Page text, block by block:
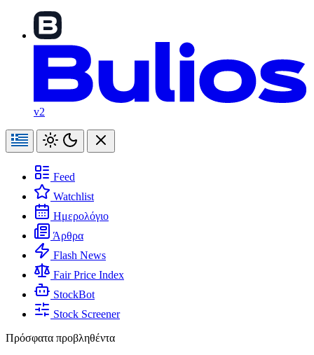
v2
Feed
Watchlist
Ημερολόγιο
Άρθρα
Flash News
Fair Price Index
StockBot
Stock Screener
Πρόσφατα προβληθέντα